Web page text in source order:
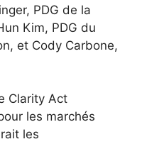
PDG de la
Kim, PDG du
et Cody Carbone,
Clarity Act
les marchés
les